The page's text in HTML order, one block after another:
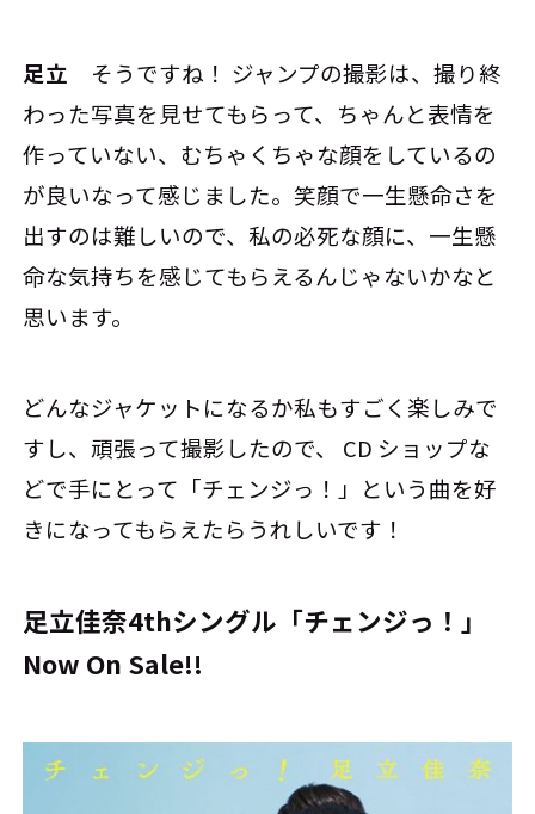
足立 そうですね！ ジャンプの撮影は、撮り終
わった写真を見せてもらって、ちゃんと表情を
作っていない、むちゃくちゃな顔をしているの
が良いなって感じました。笑顔で一生懸命さを
出すのは難しいので、私の必死な顔に、一生懸
命な気持ちを感じてもらえるんじゃないかなと
思います。
どんなジャケットになるか私もすごく楽しみで
すし、頑張って撮影したので、 CD ショップな
どで手にとって「チェンジっ！」という曲を好
きになってもらえたらうれしいです！
足立佳奈4thシングル「チェンジっ！」
Now On Sale!!